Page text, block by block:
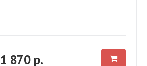
1 870 р.